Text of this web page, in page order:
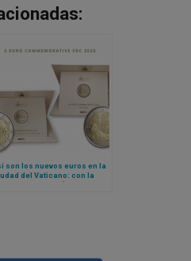
son los nuevos euros en la
del Vaticano: con la
de Miguel Ángel y la